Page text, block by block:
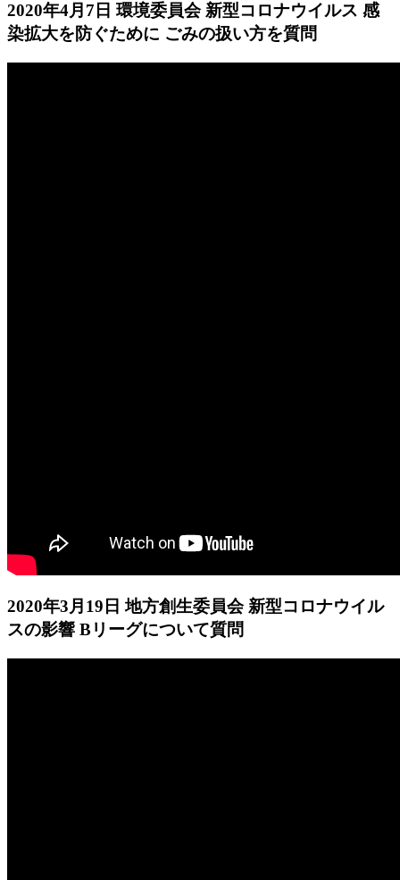
2020年4月7日 環境委員会 新型コロナウイルス 感
染拡大を防ぐために ごみの扱い方を質問
2020年3月19日 地方創生委員会 新型コロナウイル
スの影響 Bリーグについて質問